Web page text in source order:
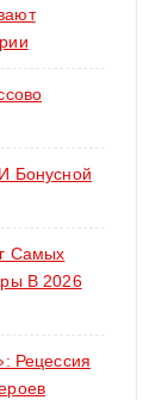
Бонусной
Самых
В 2026
Рецессия